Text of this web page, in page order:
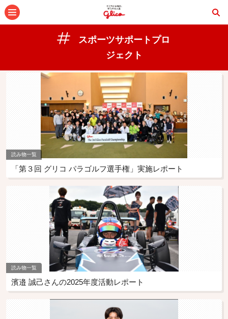
スポーツサポートプロ
ジェクト
読み物一覧
「第３回 グリコ パラゴルフ選手権」実施レポート
読み物一覧
濱邉 誠己さんの2025年度活動レポート